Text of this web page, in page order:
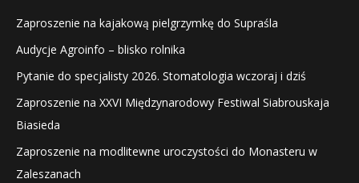
Zaproszenie na kajakową pielgrzymkę do Supraśla
Audycje Agroinfo – blisko rolnika
Pytanie do specjalisty 2026. Stomatologia wczoraj i dziś
Zaproszenie na XXVI Międzynarodowy Festiwal Siabrouskaja
Biasieda
Zaproszenie na modlitewne uroczystości do Monasteru w
Zaleszanach